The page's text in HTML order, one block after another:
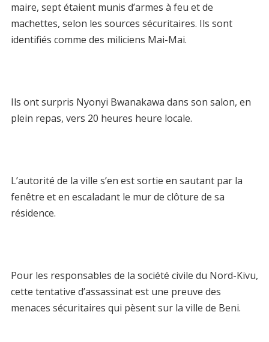
maire, sept étaient munis d’armes à feu et de
machettes, selon les sources sécuritaires. Ils sont
identifiés comme des miliciens Mai-Mai.
Ils ont surpris Nyonyi Bwanakawa dans son salon, en
plein repas, vers 20 heures heure locale.
L’autorité de la ville s’en est sortie en sautant par la
fenêtre et en escaladant le mur de clôture de sa
résidence.
Pour les responsables de la société civile du Nord-Kivu,
cette tentative d’assassinat est une preuve des
menaces sécuritaires qui pèsent sur la ville de Beni.